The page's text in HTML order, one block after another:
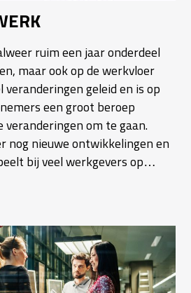
ruim een jaar onderdeel
maar ook op de werkvloer
geleid en is op
een groot beroep
veranderingen om te gaan.
nog nieuwe ontwikkelingen en
bij veel werkgevers op…